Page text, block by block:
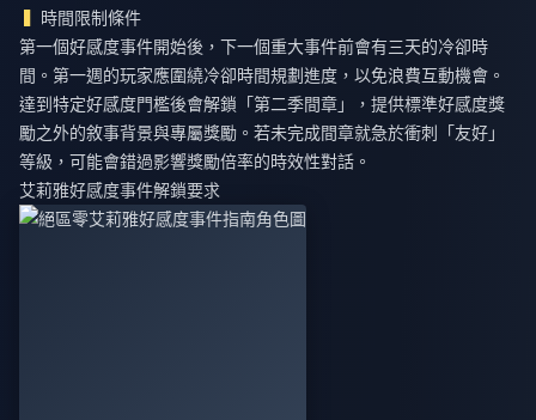
時間限制條件
第一個好感度事件開始後，下一個重大事件前會有三天的冷卻時
間。第一週的玩家應圍繞冷卻時間規劃進度，以免浪費互動機會。
達到特定好感度門檻後會解鎖「第二季間章」，提供標準好感度獎
勵之外的敘事背景與專屬獎勵。若未完成間章就急於衝刺「友好」
等級，可能會錯過影響獎勵倍率的時效性對話。
艾莉雅好感度事件解鎖要求